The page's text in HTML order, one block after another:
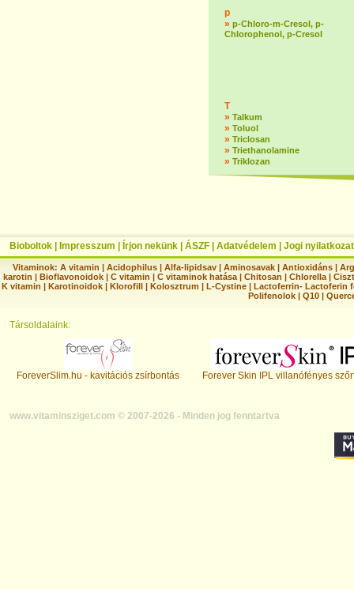
p
» p-Chloro-m-Cresol, p-
Chlorophenol, p-Cresol
T
» Talkum
» Toluol
» Triclosan
» Triethanolamine
» Triklozan
Bioboltok Impresszum Írjon nekünk ÁSZF Adatvédelem Jogi nyilatkozat
Vitaminok: A vitamin |Acidophilus |Alfa-lipidsav |Aminosavak |Antioxidáns |
karotin | Bioflavonoidok | C vitamin | C vitaminok hatása | Chitosan | Chlorella |
K vitamin | Karotinoidok | Klorofill | Kolosztrum | L-Cystine | Lactoferrin- Lactoferin
Polifenolok |Q10 |
Társoldalaink:
ForeverSlim.hu - kavitációs zsírbontás Forever Skin IPL villanófényes
www.vitaminsziget.com © 2007-2026 - Minden jog fenntartva